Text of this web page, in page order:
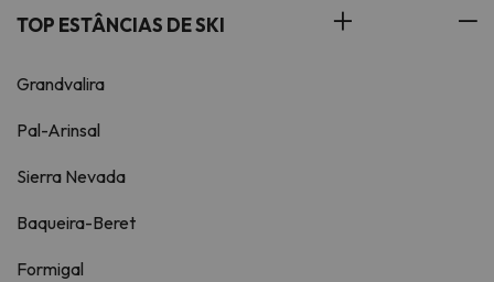
TOP ESTÂNCIAS DE SKI
Grandvalira
Pal-Arinsal
Sierra Nevada
Baqueira-Beret
Formigal